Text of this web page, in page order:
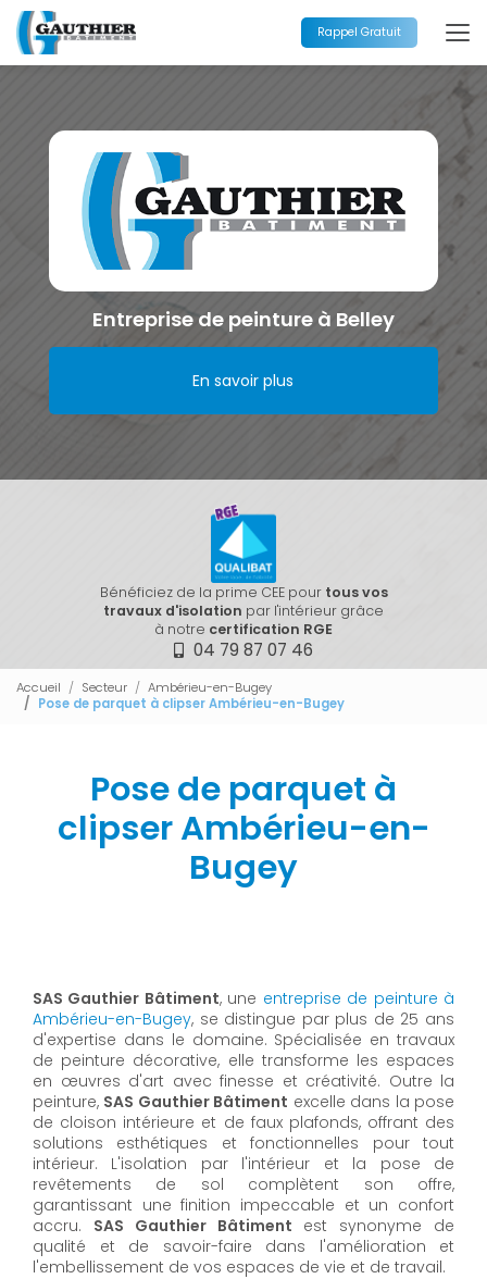
Aller
au
contenu
principal
Rappel Gratuit
Entreprise de peinture à Belley
En savoir plus
Bénéficiez de la prime CEE pourtous vos
travaux d'isolation par l'intérieur grâce
à notre certification RGE
04 79 87 07 46
Accueil Secteur
Ambérieu-en-Bugey
Pose de parquet à clipser Ambérieu-en-Bugey
Pose de parquet à
clipser Ambérieu-en-
Bugey
SAS Gauthier Bâtiment, une entreprise de peinture à
Ambérieu-en-Bugey, se distingue par plus de 25 ans
d'expertise dans le domaine. Spécialisée en travaux
de peinture décorative, elle transforme les espaces
en œuvres d'art avec finesse et créativité. Outre la
peinture, SAS Gauthier Bâtiment excelle dans la pose
de cloison intérieure et de faux plafonds, offrant des
solutions esthétiques et fonctionnelles pour tout
intérieur. L'isolation par l'intérieur et la pose de
revêtements de sol complètent son offre,
garantissant une finition impeccable et un confort
accru. SAS Gauthier Bâtiment est synonyme de
qualité et de savoir-faire dans l'amélioration et
l'embellissement de vos espaces de vie et de travail.